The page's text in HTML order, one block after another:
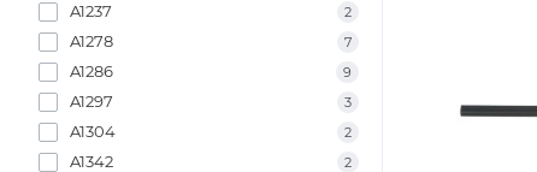
A1237 2
A1278 7
A1286 9
A1297 3
A1304 2
A1342 2